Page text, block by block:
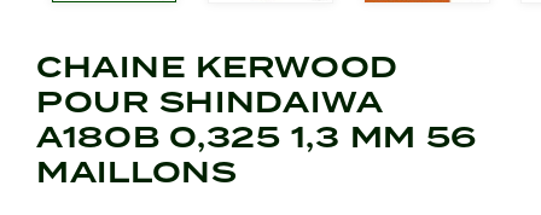
CHAINE KERWOOD
POUR SHINDAIWA
A180B 0,325 1,3 MM 56
MAILLONS